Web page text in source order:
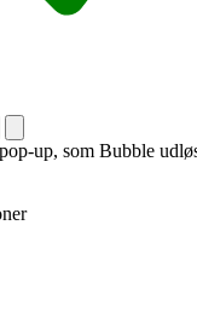
up, som Bubble